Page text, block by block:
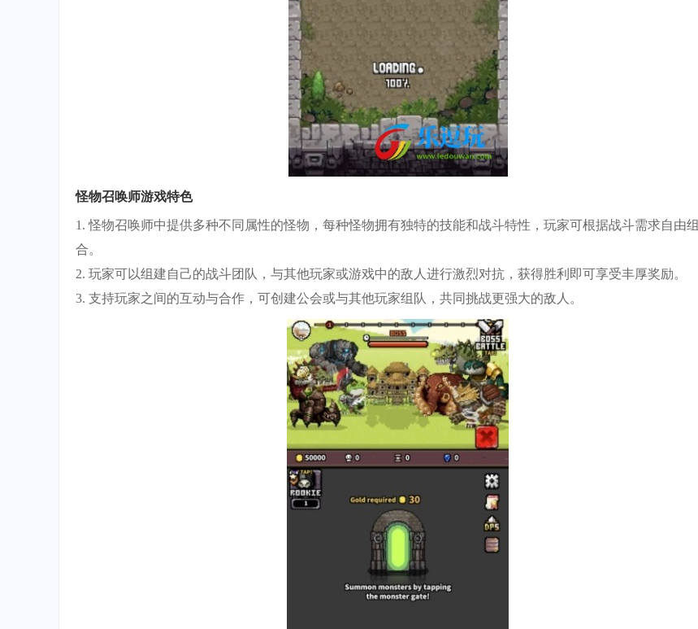
怪物召唤师游戏特色
1. 怪物召唤师中提供多种不同属性的怪物，每种怪物拥有独特的技能和战斗特性，玩家可根据战斗需求自由组
合。
2. 玩家可以组建自己的战斗团队，与其他玩家或游戏中的敌人进行激烈对抗，获得胜利即可享受丰厚奖励。
3. 支持玩家之间的互动与合作，可创建公会或与其他玩家组队，共同挑战更强大的敌人。